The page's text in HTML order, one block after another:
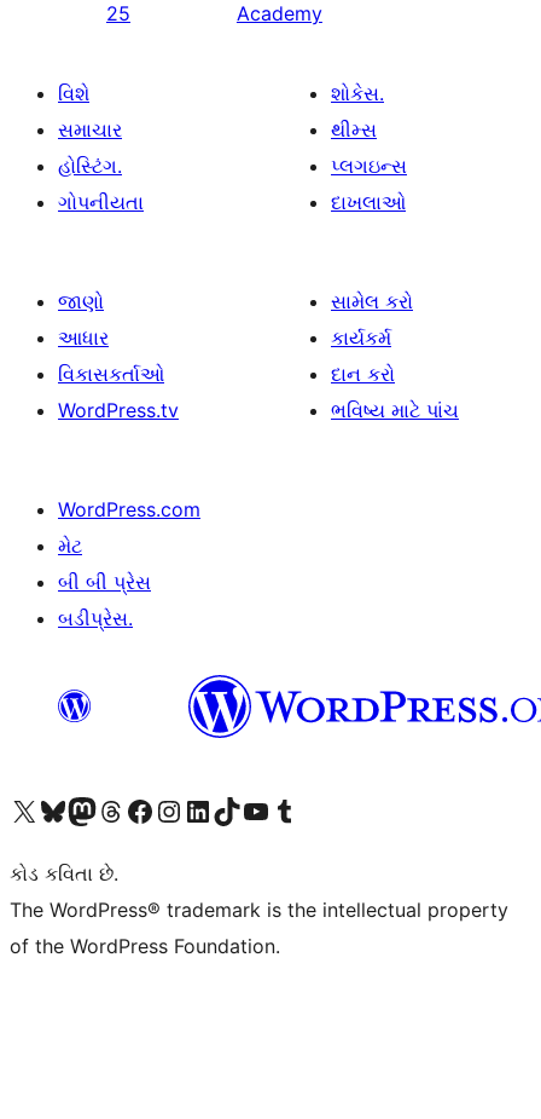
25
Academy
વિશે
સમાચાર
હોસ્ટિંગ.
ગોપનીયતા
શોકેસ.
થીમ્સ
પ્લગઇન્સ
દાખલાઓ
જાણો
આધાર
વિકાસકર્તાઓ
WordPress.tv
સામેલ કરો
કાર્યકર્મ
દાન કરો
ભવિષ્ય માટે પાંચ
WordPress.com
મેટ
બી બી પ્રેસ
બડીપ્રેસ.
અમારા X (અગાઉ ટ્વિટર) એકાઉન્ટની મુલાકાત લોઅમારા Bluesky એકાઉન્ટની મુલાકાત લોઅમારા માસ્ટોડોન એકાઉન્ટની મુલાકાત લોઅમારા Threads એકાઉન્ટની મુલાકાત લો અમારા ફેસબુક પેજની મુલાકાત લોઅમારા ઇન્સ્ટાગ્રામ એકાઉન્ટની મુલાકાત લો અમારા LinkedIn એકાઉન્ટની મુલાકાત લોઅમારા TikTok એકાઉન્ટની મુલાકાત લોઅમારી YouTube ચેનલની મુલાકાત લો અમારા Tumblr એકાઉન્ટની મુલાકાત લો
કોડ કવિતા છે.
The WordPress® trademark is the intellectual property
of the WordPress Foundation.